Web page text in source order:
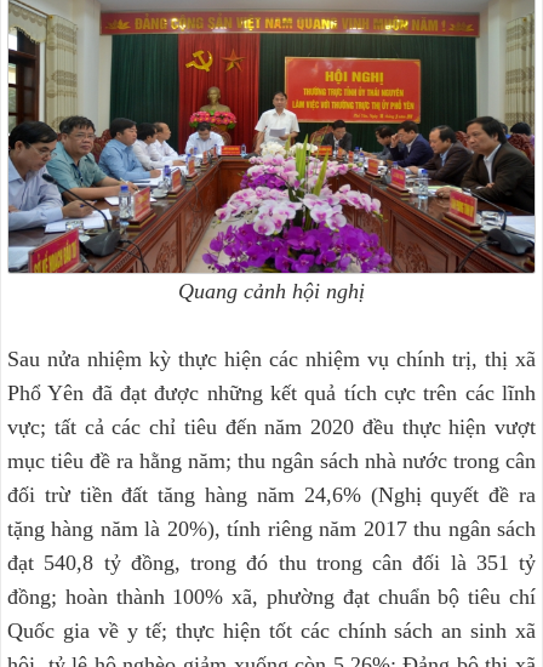
Quang cảnh hội nghị
Sau nửa nhiệm kỳ thực hiện các nhiệm vụ chính trị, thị xã
Phổ Yên đã đạt được những kết quả tích cực trên các lĩnh
vực; tất cả các chỉ tiêu đến năm 2020 đều thực hiện vượt
mục tiêu đề ra hằng năm; thu ngân sách nhà nước trong cân
đối trừ tiền đất tăng hàng năm 24,6% (Nghị quyết đề ra
tặng hàng năm là 20%), tính riêng năm 2017 thu ngân sách
đạt 540,8 tỷ đồng, trong đó thu trong cân đối là 351 tỷ
đồng; hoàn thành 100% xã, phường đạt chuẩn bộ tiêu chí
Quốc gia về y tế; thực hiện tốt các chính sách an sinh xã